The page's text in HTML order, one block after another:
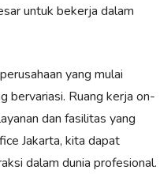
untuk bekerja dalam
yang mulai
bervariasi. Ruang kerja on-
dan fasilitas yang
Jakarta, kita dapat
dalam dunia profesional.